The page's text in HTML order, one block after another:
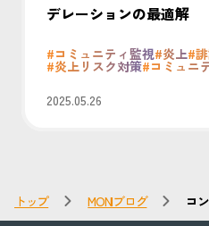
デレーションの最適解
#コミュニティ監視#炎上#
#炎上リスク対策#コミュニ
2025.05.26
トップ MONIブログ コ
タ